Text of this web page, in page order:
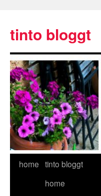
tinto bloggt
home tinto bloggt
home